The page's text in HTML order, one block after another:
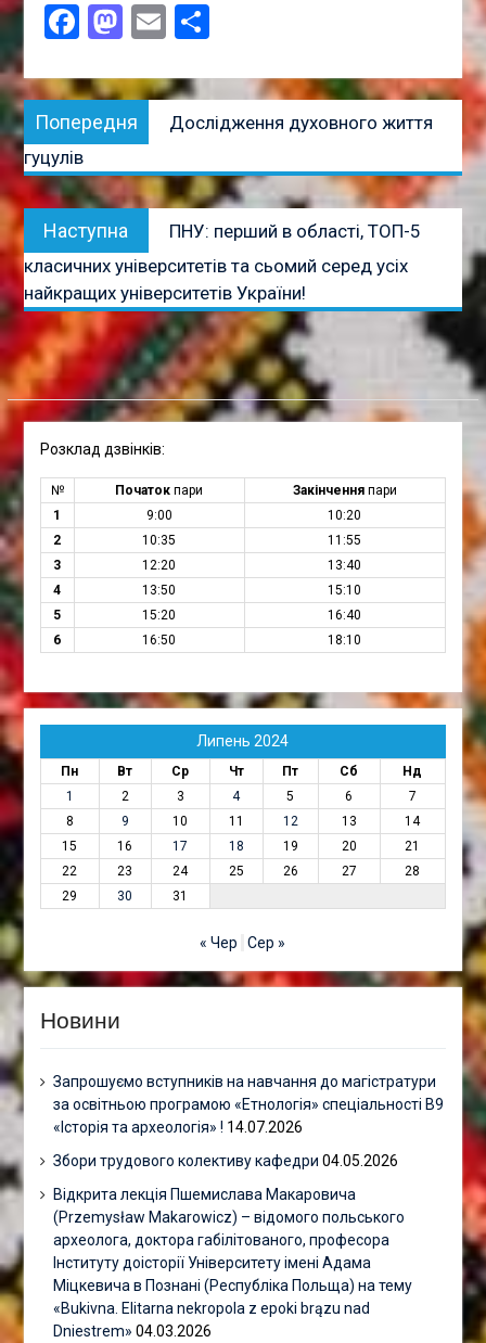
Facebook
Mastodon
Email
Навігація
записів
Попередня
публікація:
Дослідження духовного життя
гуцулів
Наступна
публікація:
ПНУ: перший в області, ТОП-5
класичних університетів та сьомий серед усіх
найкращих університетів України!
Розклад дзвінків:
№ Початок пари Закінченняпари
1
9:00
10:20
2
10:35
11:55
3
12:20
13:40
4
13:50
15:10
5
15:20
16:40
6
16:50 18:10
Липень 2024
Пн Вт Ср Чт Пт Сб
Нд
1
2 3 4 5 6
7
8
9 10 11 12 13
14
15
16 17 18 19 20
21
22
23 24 25 26 27
28
29
30 31
« Чер Сер »
Новини
Запрошуємо вступників на навчання до магістратури
за освітньою програмою «Етнологія» спеціальності В9
«Історія та археологія» ! 14.07.2026
Збори трудового колективу кафедри 04.05.2026
Відкрита лекція Пшемислава Макаровича
(Przemysław Makarowicz) – відомого польського
археолога, доктора габілітованого, професора
Інституту доісторії Університету імені Адама
Міцкевича в Познані (Республіка Польща) на тему
«Bukivna. Elitarna nekropola z epoki brązu nad
Dniestrem» 04.03.2026